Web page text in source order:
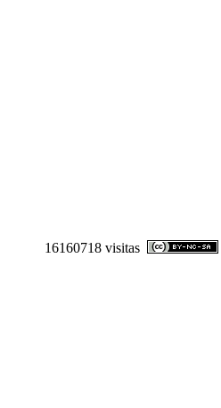
16160718 visitas